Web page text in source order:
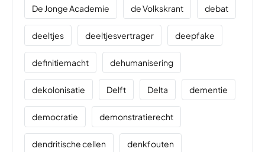
De Jonge Academie de Volkskrant debat
deeltjes deeltjesvertrager deepfake
definitiemacht dehumanisering
dekolonisatie Delft Delta dementie
democratie demonstratierecht
dendritische cellen denkfouten